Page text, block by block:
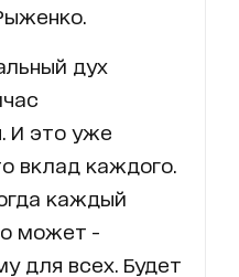
дух
И это уже
вклад каждого.
каждый
может -
для всех. Будет